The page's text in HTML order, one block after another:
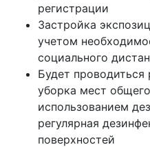
регистрации
Застройка
учетом
социального
Будет проводиться
уборка мест
использованием
регулярная
поверхностей